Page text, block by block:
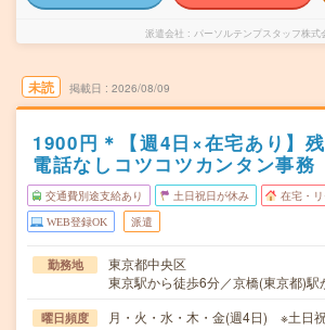
派遣会社 パーソルテンプスタッフ株式
未読 掲載日 2026/08/09
1900円＊【週4日×在宅あり】
電話なしコツコツカンタン事務
交通費別途支給あり 土日祝日が休み 在宅・リ
WEB登録OK 派遣
勤務地
東京都中央区
東京駅から徒歩6分／京橋(東京都)駅
曜日頻度
月・火・水・木・金(週4日) ※土日